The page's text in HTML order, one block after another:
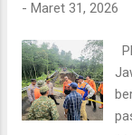
- Maret 31, 2026